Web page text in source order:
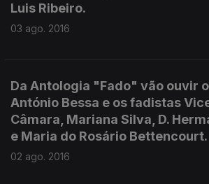
Luis Ribeiro.
03 ago. 2016
Da Antologia "Fado" vão ouvir
António Bessa e os fadistas
Câmara, Mariana Silva, D.
e Maria do Rosário Bettencourt.
02 ago. 2016